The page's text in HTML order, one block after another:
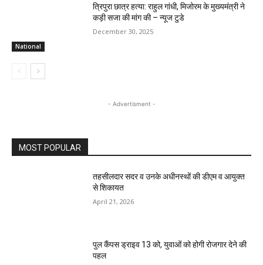
National
त्रिपुरा छात्र हत्या: राहुल गांधी, मिजोरम के मुख्यमंत्री ने
कड़ी सजा की मांग की – न्यूज टुडे
December 30, 2025
- Advertisment -
MOST POPULAR
तहसीलदार सदर व उनके अधीनस्थों की डीएम व आयुक्त
से शिकायत
April 21, 2026
पुल कैंपस ड्राइव 13 को, युवाओं को होगी रोजगार देने की
पहल